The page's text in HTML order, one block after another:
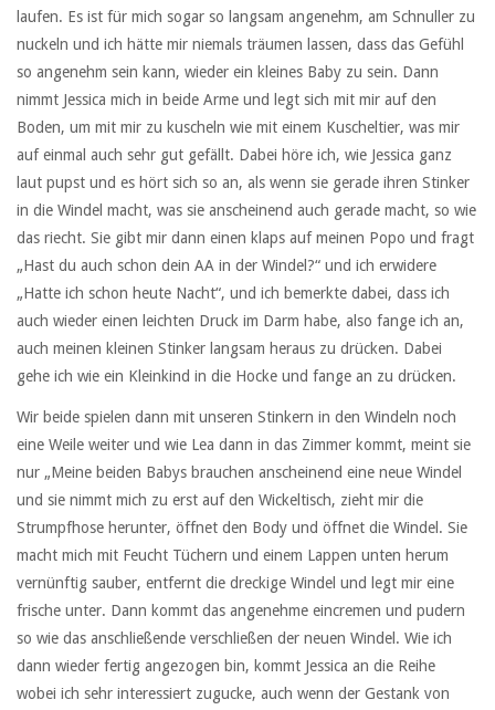
laufen. Es ist für mich sogar so langsam angenehm, am Schnuller zu
nuckeln und ich hätte mir niemals träumen lassen, dass das Gefühl
so angenehm sein kann, wieder ein kleines Baby zu sein. Dann
nimmt Jessica mich in beide Arme und legt sich mit mir auf den
Boden, um mit mir zu kuscheln wie mit einem Kuscheltier, was mir
auf einmal auch sehr gut gefällt. Dabei höre ich, wie Jessica ganz
laut pupst und es hört sich so an, als wenn sie gerade ihren Stinker
in die Windel macht, was sie anscheinend auch gerade macht, so wie
das riecht. Sie gibt mir dann einen klaps auf meinen Popo und fragt
„Hast du auch schon dein AA in der Windel?“ und ich erwidere
„Hatte ich schon heute Nacht“, und ich bemerkte dabei, dass ich
auch wieder einen leichten Druck im Darm habe, also fange ich an,
auch meinen kleinen Stinker langsam heraus zu drücken. Dabei
gehe ich wie ein Kleinkind in die Hocke und fange an zu drücken.
Wir beide spielen dann mit unseren Stinkern in den Windeln noch
eine Weile weiter und wie Lea dann in das Zimmer kommt, meint sie
nur „Meine beiden Babys brauchen anscheinend eine neue Windel
und sie nimmt mich zu erst auf den Wickeltisch, zieht mir die
Strumpfhose herunter, öffnet den Body und öffnet die Windel. Sie
macht mich mit Feucht Tüchern und einem Lappen unten herum
vernünftig sauber, entfernt die dreckige Windel und legt mir eine
frische unter. Dann kommt das angenehme eincremen und pudern
so wie das anschließende verschließen der neuen Windel. Wie ich
dann wieder fertig angezogen bin, kommt Jessica an die Reihe
wobei ich sehr interessiert zugucke, auch wenn der Gestank von